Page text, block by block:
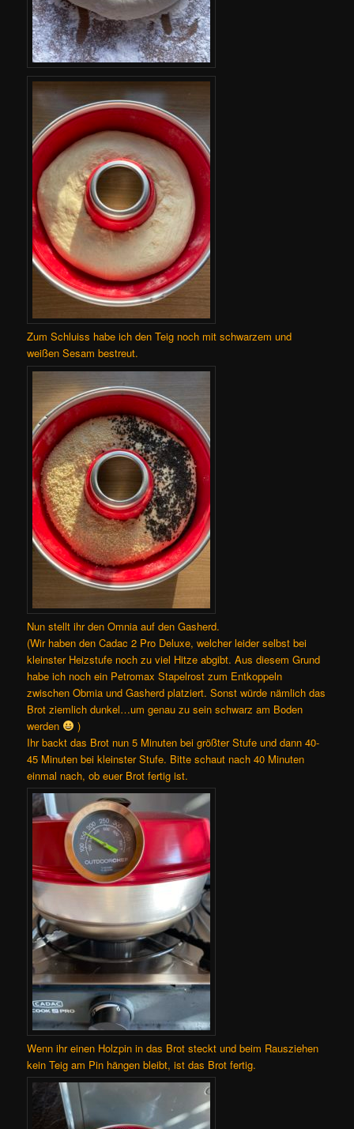
Zum Schluiss habe ich den Teig noch mit schwarzem und
weißen Sesam bestreut.
Nun stellt ihr den Omnia auf den Gasherd.
(Wir haben den Cadac 2 Pro Deluxe, welcher leider selbst bei
kleinster Heizstufe noch zu viel Hitze abgibt. Aus diesem Grund
habe ich noch ein Petromax Stapelrost zum Entkoppeln
zwischen Obmia und Gasherd platziert. Sonst würde nämlich das
Brot ziemlich dunkel…um genau zu sein schwarz am Boden
werden
)
Ihr backt das Brot nun 5 Minuten bei größter Stufe und dann 40-
45 Minuten bei kleinster Stufe. Bitte schaut nach 40 Minuten
einmal nach, ob euer Brot fertig ist.
Wenn ihr einen Holzpin in das Brot steckt und beim Rausziehen
kein Teig am Pin hängen bleibt, ist das Brot fertig.